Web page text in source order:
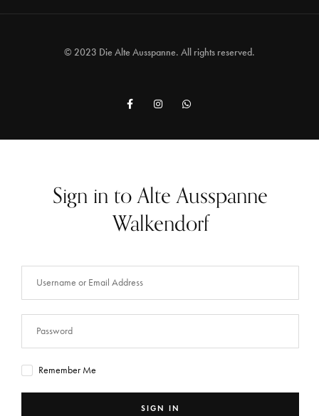
© 2023 Die Alte Ausspanne. All rights reserved.
Sign in to Alte Ausspanne
Walkendorf
Remember Me
SIGN IN